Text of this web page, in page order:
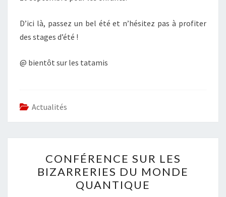
D’ici là, passez un bel été et n’hésitez pas à profiter
des stages d’été !
@ bientôt sur les tatamis
Actualités
SUR
LES
BIZARRERIES
CONFÉRENCE SUR LES
BIZARRERIES DU MONDE
QUANTIQUE